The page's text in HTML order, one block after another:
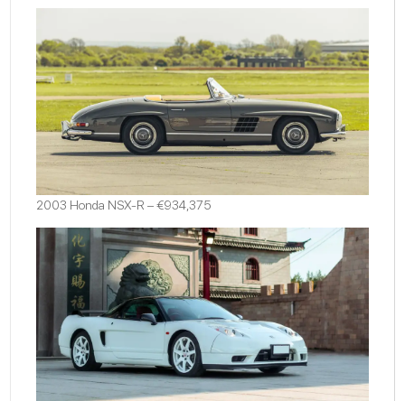
2003 Honda NSX-R – €934,375